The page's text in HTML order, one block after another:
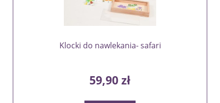
Klocki do nawlekania- safari
59,90 zł